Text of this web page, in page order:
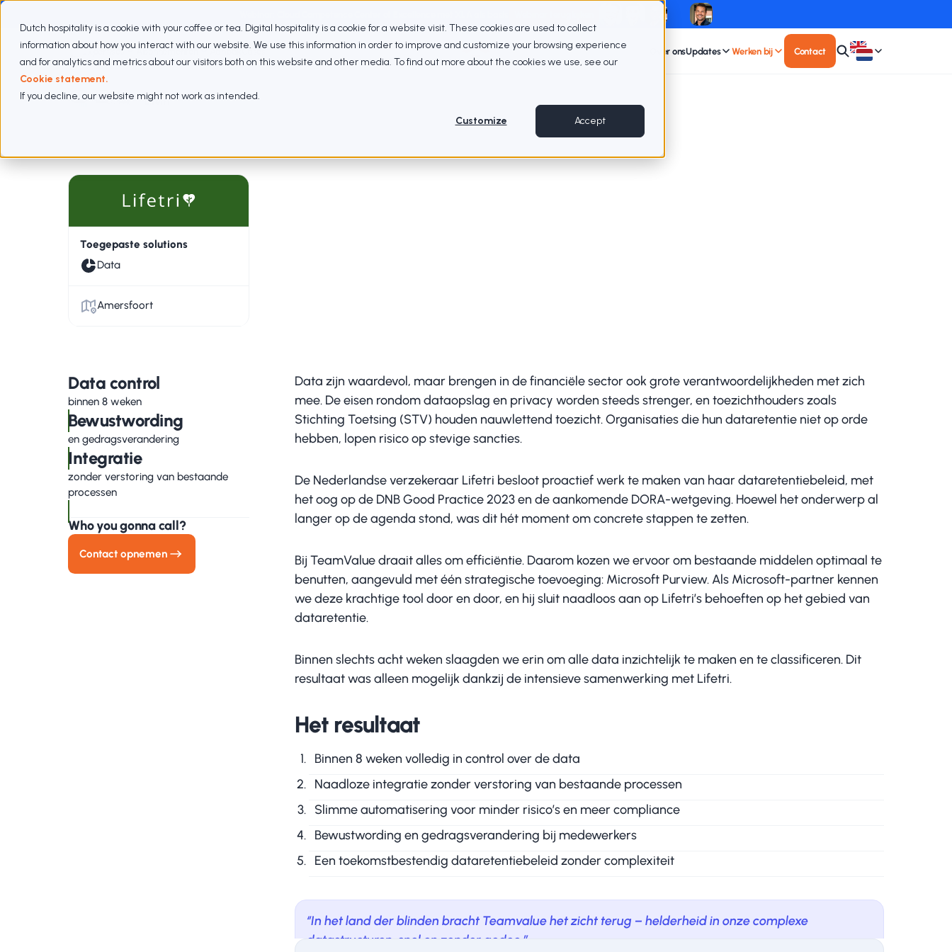
Dutch hospitality is a cookie with your coffee or tea. Digital hospitality is a cookie for a website visit. These cookies are used to collect
information about how you interact with our website. We use this information in order to improve and customize your browsing experience
and for analytics and metrics about our visitors both on this website and other media. To find out more about the cookies we use, see our
Cookie statement.
If you decline, our website might not work as intended.
Customize Accept
Expertises Abonnementen AanpakCases Over onsUpdates Werken bij Contact
Cases Lifetri
Toegepaste solutions
Data
Amersfoort
Data control
binnen 8 weken
Bewustwording
en gedragsverandering
Integratie
zonder verstoring van bestaande
processen
Who you gonna call?
Contact opnemen
Data zijn waardevol, maar brengen in de financiële sector ook grote verantwoordelijkheden met zich
mee. De eisen rondom dataopslag en privacy worden steeds strenger, en toezichthouders zoals
Stichting Toetsing (STV) houden nauwlettend toezicht. Organisaties die hun dataretentie niet op orde
hebben, lopen risico op stevige sancties.
De Nederlandse verzekeraar Lifetri besloot proactief werk te maken van haar dataretentiebeleid, met
het oog op de DNB Good Practice 2023 en de aankomende DORA-wetgeving. Hoewel het onderwerp al
langer op de agenda stond, was dit hét moment om concrete stappen te zetten.
Bij TeamValue draait alles om efficiëntie. Daarom kozen we ervoor om bestaande middelen optimaal te
benutten, aangevuld met één strategische toevoeging: Microsoft Purview. Als Microsoft-partner kennen
we deze krachtige tool door en door, en hij sluit naadloos aan op Lifetri’s behoeften op het gebied van
dataretentie.
Binnen slechts acht weken slaagden we erin om alle data inzichtelijk te maken en te classificeren. Dit
resultaat was alleen mogelijk dankzij de intensieve samenwerking met Lifetri.
Het resultaat
Binnen 8 weken volledig in control over de data
Naadloze integratie zonder verstoring van bestaande processen
Slimme automatisering voor minder risico’s en meer compliance
Bewustwording en gedragsverandering bij medewerkers
Een toekomstbestendig dataretentiebeleid zonder complexiteit
‘’In het land der blinden bracht Teamvalue het zicht terug – helderheid in onze complexe
datastructuren, snel en zonder gedoe.”